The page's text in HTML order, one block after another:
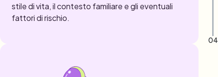
stile di vita, il contesto familiare e gli eventuali
fattori di rischio.
04